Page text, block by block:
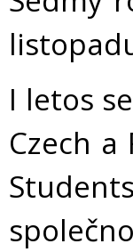
I letos
Czech